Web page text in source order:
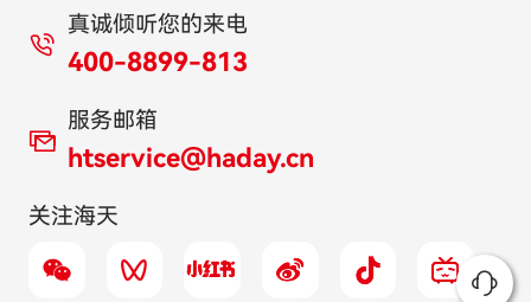
真诚倾听您的来电
400-8899-813
服务邮箱
htservice@haday.cn
关注海天